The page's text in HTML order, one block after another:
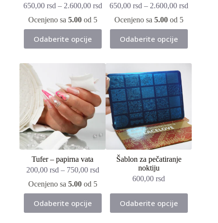
650,00 rsd– 2.600,00 rsd
Ocenjeno sa 5.00od 5
Odaberite opcije
proizvod
ima
Opcije
mogu
biti
izabrane
na
stranici
proizvoda.
650,00 rsd– 2.600,00 rsd
Ocenjeno sa 5.00od 5
Odaberite opcije
proizvod
ima
Opcije
mogu
biti
izabrane
na
stranici
proizvoda.
Tufer – papirna vata
200,00 rsd – 750,00 rsd
Ocenjeno sa 5.00od 5
Odaberite opcije
proizvod
ima
Šablon za pečatiranje
noktiju
600,00rsd
Odaberite opcije
proizvod
ima